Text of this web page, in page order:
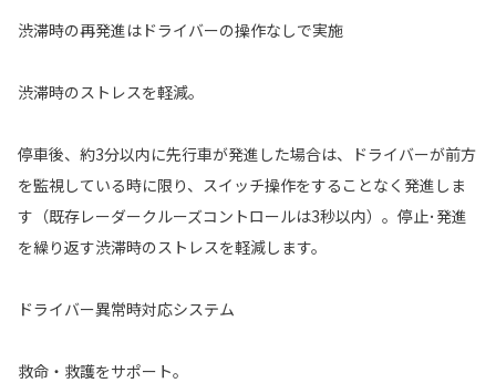
渋滞時の再発進はドライバーの操作なしで実施
渋滞時のストレスを軽減。
停車後、約3分以内に先行車が発進した場合は、ドライバーが前方
を監視している時に限り、スイッチ操作をすることなく発進しま
す（既存レーダークルーズコントロールは3秒以内）。停止･発進
を繰り返す渋滞時のストレスを軽減します。
ドライバー異常時対応システム
救命・救護をサポート。